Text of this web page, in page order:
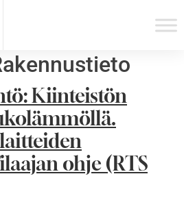
Kiinteistön
ohje (RTS